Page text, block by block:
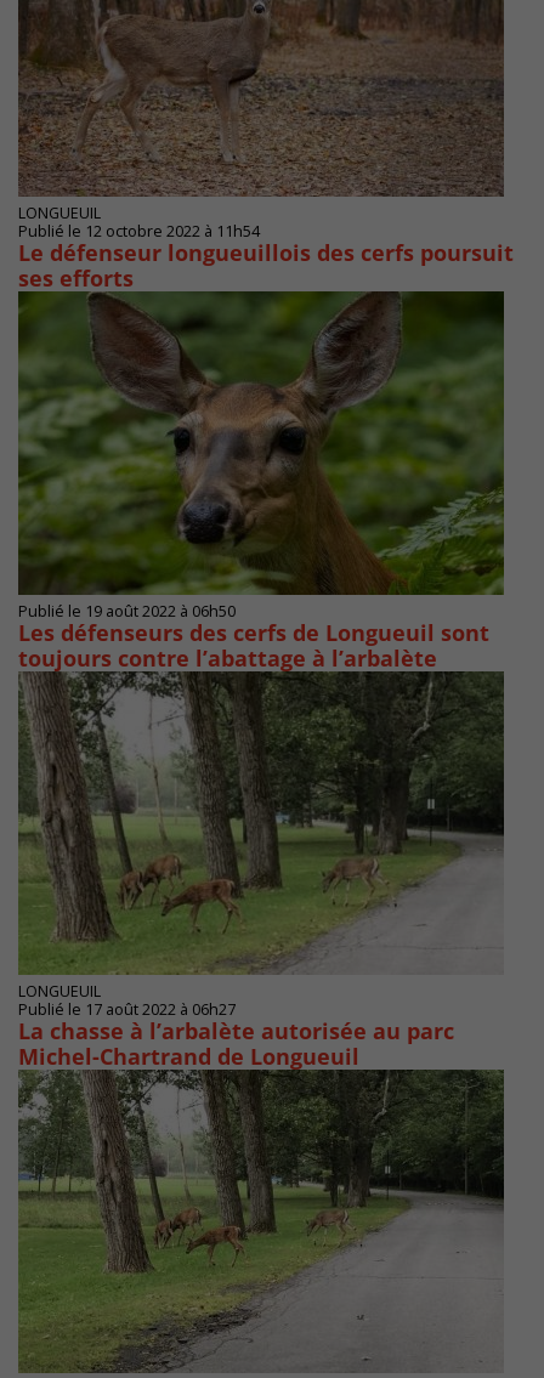
LONGUEUIL
Publié le 12 octobre 2022 à 11h54
Le défenseur longueuillois des cerfs poursuit
ses efforts
Publié le 19 août 2022 à 06h50
Les défenseurs des cerfs de Longueuil sont
toujours contre l’abattage à l’arbalète
LONGUEUIL
Publié le 17 août 2022 à 06h27
La chasse à l’arbalète autorisée au parc
Michel-Chartrand de Longueuil